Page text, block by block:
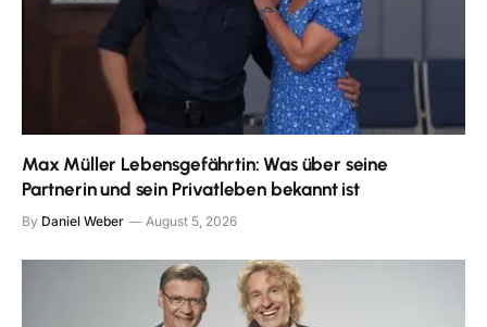
Max Müller Lebensgefährtin: Was über seine
Partnerin und sein Privatleben bekannt ist
By Daniel Weber August 5, 2026